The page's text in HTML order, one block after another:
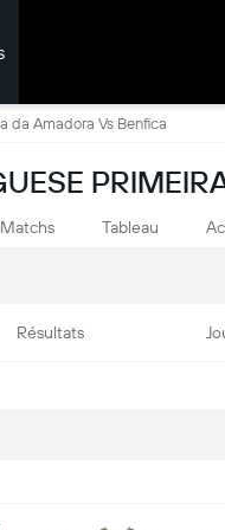
da Amadora Vs Benfica
Matchs Tableau
Résultats